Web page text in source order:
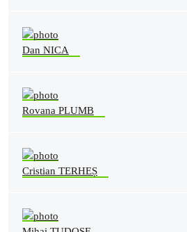
Dan NICA
Rovana PLUMB
Cristian TERHEȘ